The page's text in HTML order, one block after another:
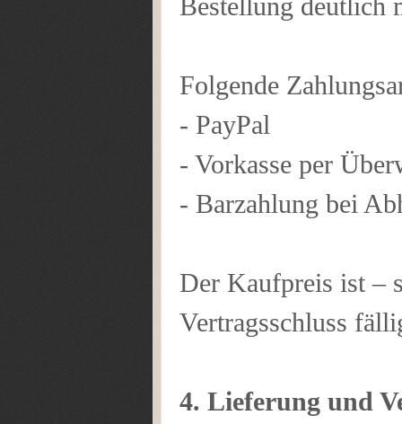
Bestellung deutlich
Folgende
- PayPal
- Vorkasse per
- Barzahlung bei
Der Kaufpreis ist –
Vertragsschluss
4. Lieferung und